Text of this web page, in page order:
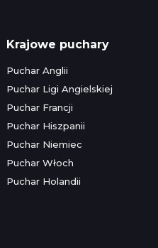
Krajowe puchary
Puchar Anglii
Puchar Ligi Angielskiej
Puchar Francji
Puchar Hiszpanii
Puchar Niemiec
Puchar Włoch
Puchar Holandii